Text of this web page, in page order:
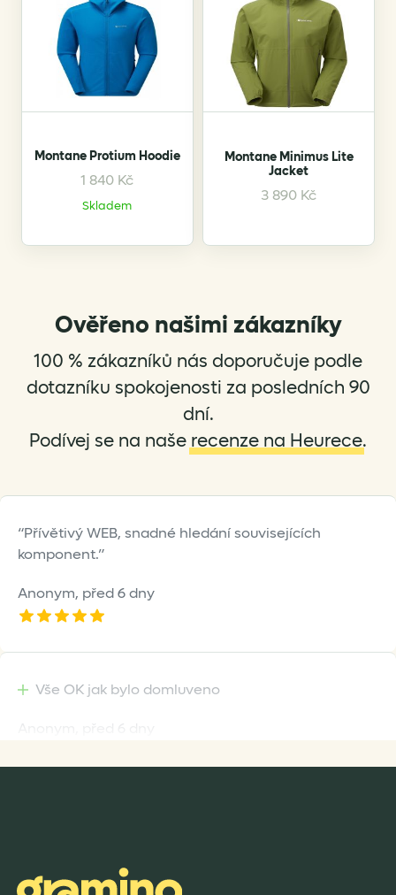
Montane Protium Hoodie
1 840 Kč
Skladem
This
product
multiple
options
may
be
chosen
on
product
Montane Minimus Lite
Jacket
3 890 Kč
This
multiple
options
may
be
chosen
on
product
Ověřeno našimi zákazníky
100 % zákazníků nás doporučuje podle
dotazníku spokojenosti za posledních 90
dní.
Podívej se na naše recenze na Heurece.
Přívětivý WEB, snadné hledání souvisejících
komponent.
Anonym, před 6 dny
Vše OK jak bylo domluveno
Anonym,před 7 dny